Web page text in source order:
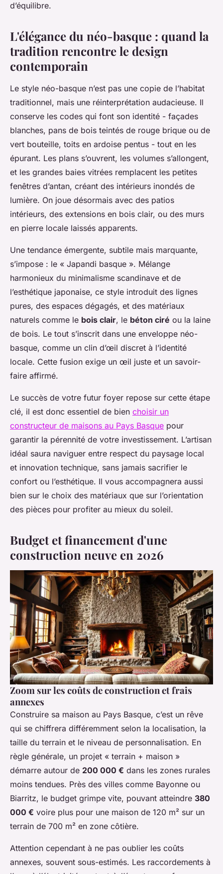
d’équilibre.
L'élégance du néo-basque : quand la
tradition rencontre le design
contemporain
Le style néo-basque n’est pas une copie de l’habitat
traditionnel, mais une réinterprétation audacieuse. Il
conserve les codes qui font son identité - façades
blanches, pans de bois teintés de rouge brique ou de
vert bouteille, toits en ardoise pentus - tout en les
épurant. Les plans s’ouvrent, les volumes s’allongent,
et les grandes baies vitrées remplacent les petites
fenêtres d’antan, créant des intérieurs inondés de
lumière. On joue désormais avec des patios
intérieurs, des extensions en bois clair, ou des murs
en pierre locale laissés apparents.
Une tendance émergente, subtile mais marquante,
s’impose : le « Japandi basque ». Mélange
harmonieux du minimalisme scandinave et de
l’esthétique japonaise, ce style introduit des lignes
pures, des espaces dégagés, et des matériaux
naturels comme le bois clair, le béton ciré ou la laine
de bois. Le tout s’inscrit dans une enveloppe néo-
basque, comme un clin d’œil discret à l’identité
locale. Cette fusion exige un œil juste et un savoir-
faire affirmé.
Le succès de votre futur foyer repose sur cette étape
clé, il est donc essentiel de bien choisir un
constructeur de maisons au Pays Basque pour
garantir la pérennité de votre investissement. L’artisan
idéal saura naviguer entre respect du paysage local
et innovation technique, sans jamais sacrifier le
confort ou l’esthétique. Il vous accompagnera aussi
bien sur le choix des matériaux que sur l’orientation
des pièces pour profiter au mieux du soleil.
Budget et financement d'une
construction neuve en 2026
Zoom sur les coûts de construction et frais
annexes
Construire sa maison au Pays Basque, c’est un rêve
qui se chiffrera différemment selon la localisation, la
taille du terrain et le niveau de personnalisation. En
règle générale, un projet « terrain + maison »
démarre autour de 200 000 € dans les zones rurales
moins tendues. Près des villes comme Bayonne ou
Biarritz, le budget grimpe vite, pouvant atteindre 380
000 € voire plus pour une maison de 120 m² sur un
terrain de 700 m² en zone côtière.
Attention cependant à ne pas oublier les coûts
annexes, souvent sous-estimés. Les raccordements à